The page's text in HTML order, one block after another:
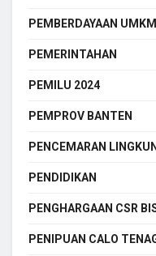
PEMBERDAYAAN UMKM
PEMERINTAHAN
PEMILU 2024
PEMPROV BANTEN
PENCEMARAN
PENDIDIKAN
PENGHARGAAN CSR
PENIPUAN CALO